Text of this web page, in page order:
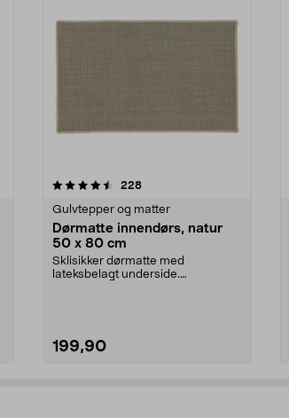
228anmeldelser
Gulvtepper og matter
Dørmatte innendørs, natur
50 x 80 cm
Sklisikker dørmatte med
lateksbelagt underside.
199,90
5.0 av 5 stjerner